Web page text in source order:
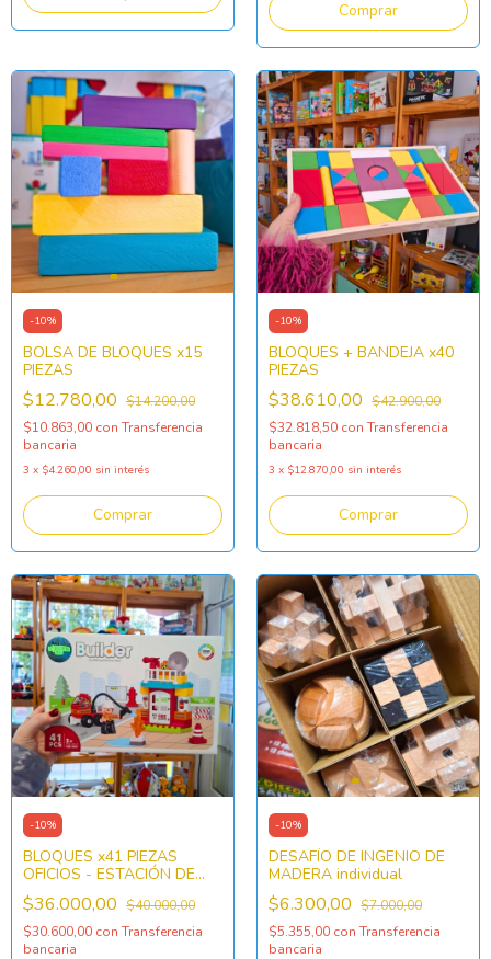
-10%
BOLSA DE BLOQUES x15
PIEZAS
$12.780,00 $14.200,00
$10.863,00 con Transferencia
bancaria
3 x $4.260,00 sin interés
-10%
BLOQUES + BANDEJA x40
PIEZAS
$38.610,00 $42.900,00
$32.818,50 con Transferencia
bancaria
3 x $12.870,00 sin interés
-10%
BLOQUES x41 PIEZAS
OFICIOS - ESTACIÓN DE
BOMBEROS
$36.000,00 $40.000,00
$30.600,00 con Transferencia
bancaria
-10%
DESAFÍO DE INGENIO DE
MADERA individual
$6.300,00 $7.000,00
$5.355,00 con Transferencia
bancaria